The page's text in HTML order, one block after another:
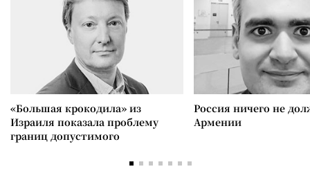
«Большая крокодила» из
Израиля показала проблему
границ допустимого
Россия ничего не
Армении